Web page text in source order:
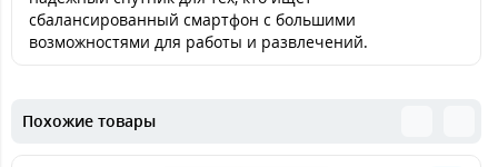
сбалансированный смартфон с большими
возможностями для работы и развлечений.
Похожие товары